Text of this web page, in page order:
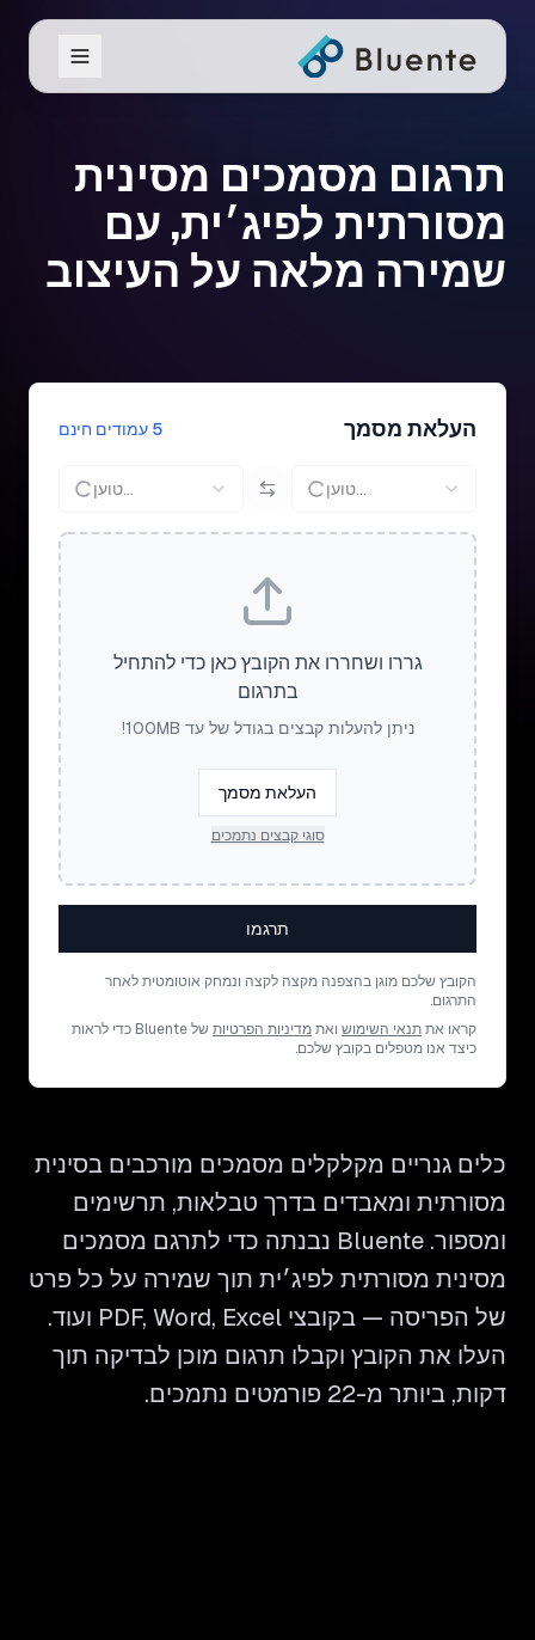
תרגום מסמכים מסינית
מסורתית לפיג׳ית, עם
שמירה מלאה על העיצוב
העלאת מסמך 5 עמודים חינם
טוען... טוען...
גררו ושחררו את הקובץ כאן כדי להתחיל
בתרגום
ניתן להעלות קבצים בגודל של עד 100MB!
העלאת מסמך
סוגי קבצים נתמכים
תרגמו
הקובץ שלכם מוגן בהצפנה מקצה לקצה ונמחק אוטומטית לאחר
התרגום.
קראו אתתנאי השימוש ואתמדיניות הפרטיות
של Bluente כדי לראות
כיצד אנו מטפלים בקובץ שלכם.
כלים גנריים מקלקלים מסמכים מורכבים בסינית
מסורתית ומאבדים בדרך טבלאות, תרשימים
ומספור. Bluente נבנתה כדי לתרגם מסמכים
מסינית מסורתית לפיג׳ית תוך שמירה על כל פרט
של הפריסה — בקובצי PDF, Word, Excel ועוד.
העלו את הקובץ וקבלו תרגום מוכן לבדיקה תוך
דקות, ביותר מ-22 פורמטים נתמכים.